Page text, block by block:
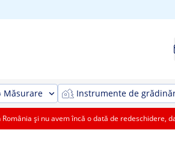
Măsurare Instrumente de
și nu avem încă o dată de redeschidere,